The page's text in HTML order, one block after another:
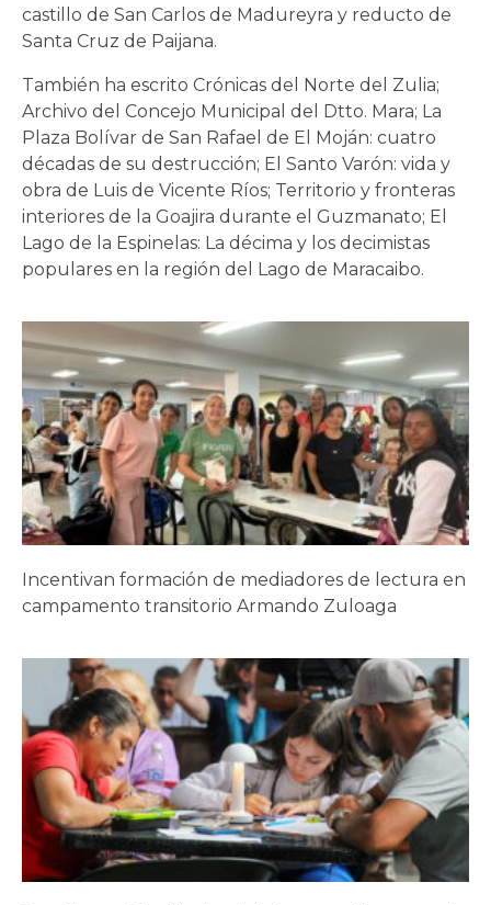
castillo de San Carlos de Madureyra y reducto de
Santa Cruz de Paijana.
También ha escrito Crónicas del Norte del Zulia;
Archivo del Concejo Municipal del Dtto. Mara; La
Plaza Bolívar de San Rafael de El Moján: cuatro
décadas de su destrucción; El Santo Varón: vida y
obra de Luis de Vicente Ríos; Territorio y fronteras
interiores de la Goajira durante el Guzmanato; El
Lago de la Espinelas: La décima y los decimistas
populares en la región del Lago de Maracaibo.
Incentivan formación de mediadores de lectura en
campamento transitorio Armando Zuloaga